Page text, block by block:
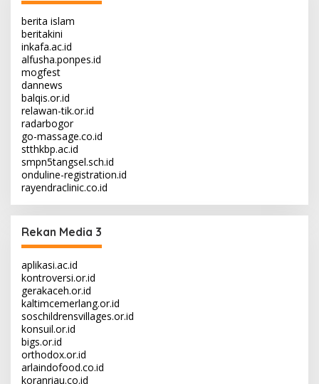
berita islam
beritakini
inkafa.ac.id
alfusha.ponpes.id
mogfest
dannews
balqis.or.id
relawan-tik.or.id
radarbogor
go-massage.co.id
stthkbp.ac.id
smpn5tangsel.sch.id
onduline-registration.id
rayendraclinic.co.id
Rekan Media 3
aplikasi.ac.id
kontroversi.or.id
gerakaceh.or.id
kaltimcemerlang.or.id
soschildrensvillages.or.id
konsuil.or.id
bigs.or.id
orthodox.or.id
arlaindofood.co.id
koranriau.co.id